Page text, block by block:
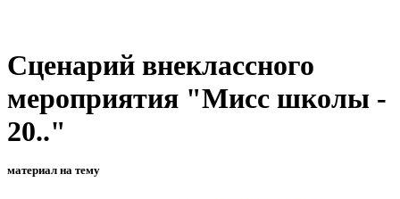
Сценарий внеклассного
мероприятия "Мисс школы -
20.."
материал на тему